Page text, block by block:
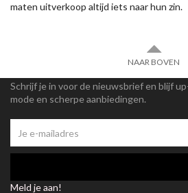
maten uitverkoop altijd iets naar hun zin.
NAAR BOVEN
Schrijf je in voor de nieuwsbrief en blijf
mode en scherpe aanbiedingen.
Meld je aan!